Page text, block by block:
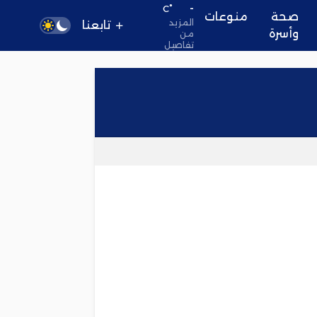
صحة
وأسرة
منوعات
-
°C
المزيد
من
تفاصيل
تابعنا